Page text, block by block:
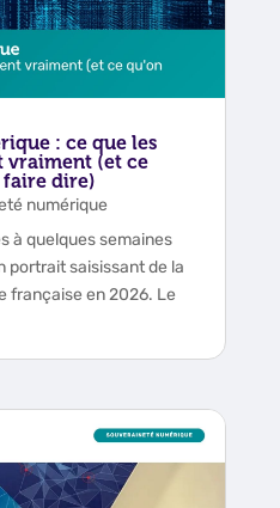
: ce que les
vraiment (et ce
faire dire)
numérique
à quelques semaines
portrait saisissant de la
française en 2026. Le